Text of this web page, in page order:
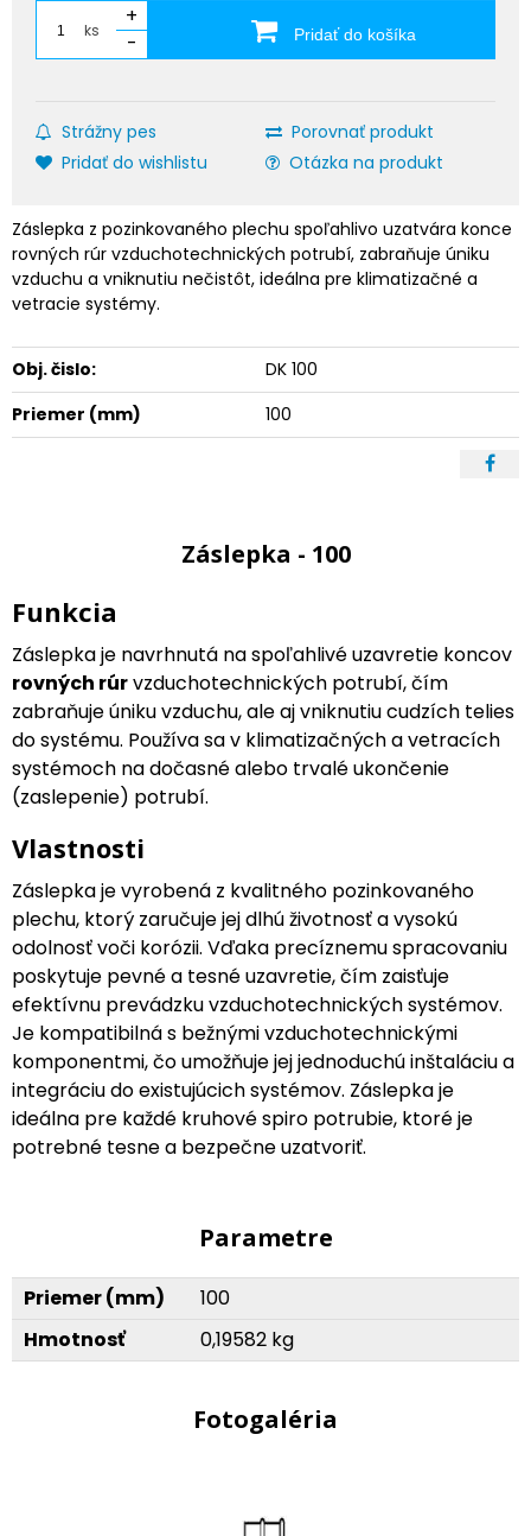
ks
+
-
Pridať do košíka
Strážny pes
Porovnať produkt
Pridať do wishlistu
Otázka na produkt
Záslepka z pozinkovaného plechu spoľahlivo uzatvára konce
rovných rúr vzduchotechnických potrubí, zabraňuje úniku
vzduchu a vniknutiu nečistôt, ideálna pre klimatizačné a
vetracie systémy.
Obj. čislo:
DK 100
Priemer (mm)
100
Záslepka - 100
Funkcia
Záslepka je navrhnutá na spoľahlivé uzavretie koncov
rovných rúrvzduchotechnických potrubí, čím
zabraňuje úniku vzduchu, ale aj vniknutiu cudzích telies
do systému. Používa sa v klimatizačných a vetracích
systémoch na dočasné alebo trvalé ukončenie
(zaslepenie) potrubí.
Vlastnosti
Záslepka je vyrobená z kvalitného pozinkovaného
plechu, ktorý zaručuje jej dlhú životnosť a vysokú
odolnosť voči korózii. Vďaka precíznemu spracovaniu
poskytuje pevné a tesné uzavretie, čím zaisťuje
efektívnu prevádzku vzduchotechnických systémov.
Je kompatibilná s bežnými vzduchotechnickými
komponentmi, čo umožňuje jej jednoduchú inštaláciu a
integráciu do existujúcich systémov. Záslepka je
ideálna pre každé kruhové spiro potrubie, ktoré je
potrebné tesne a bezpečne uzatvoriť.
Parametre
Priemer (mm)
100
Hmotnosť
0,19582 kg
Fotogaléria